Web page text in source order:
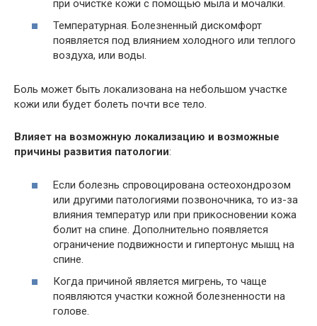
при очистке кожи с помощью мыла и мочалки.
Температурная. Болезненный дискомфорт
появляется под влиянием холодного или теплого
воздуха, или воды.
Боль может быть локализована на небольшом участке
кожи или будет болеть почти все тело.
Влияет на возможную локализацию и возможные
причины развития патологии:
Если болезнь спровоцирована остеохондрозом
или другими патологиями позвоночника, то из-за
влияния температур или при прикосновении кожа
болит на спине. Дополнительно появляется
ограничение подвижности и гипертонус мышц на
спине.
Когда причиной является мигрень, то чаще
появляются участки кожной болезненности на
голове.